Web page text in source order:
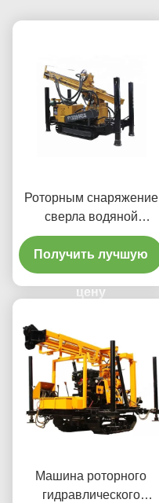
Роторным снаряжение
сверла водяной
скважины 300м
гидравлическим
установленное Кравлер
Получить лучшую
цену
Машина роторного
гидравлического